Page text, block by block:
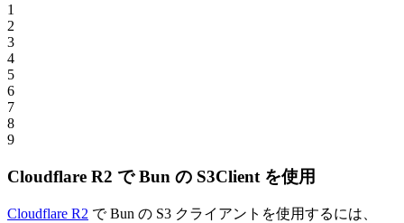
1
2
3
4
5
6
7
8
9
Cloudflare R2 で Bun の S3Client を使用
Cloudflare R2 で Bun の S3 クライアントを使用するには、